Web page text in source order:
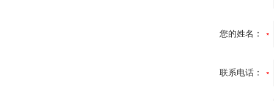
您的姓名：
联系电话：